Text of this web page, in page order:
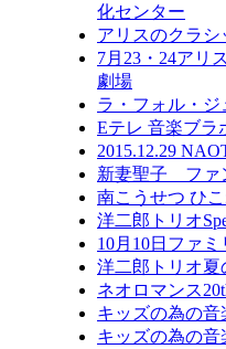
化センター
アリスのクラ
7月23・24アリ
劇場
ラ・フォル・ジ
Eテレ 音楽ブラ
2015.12.29
新妻聖子 ファ
南こうせつ ひ
洋二郎トリオ
10月10日ファ
洋二郎トリオ
ネオロマンス
キッズの為の
キッズの為の音